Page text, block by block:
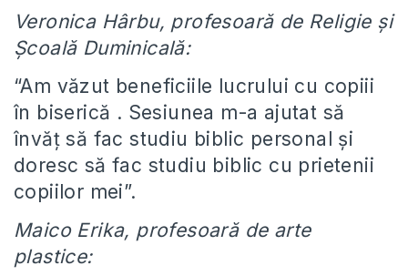
Veronica Hârbu, profesoară de Religie și
Școală Duminicală:
“Am văzut beneficiile lucrului cu copiii
în biserică . Sesiunea m-a ajutat să
învăț să fac studiu biblic personal și
doresc să fac studiu biblic cu prietenii
copiilor mei”.
Maico Erika, profesoară de arte
plastice: